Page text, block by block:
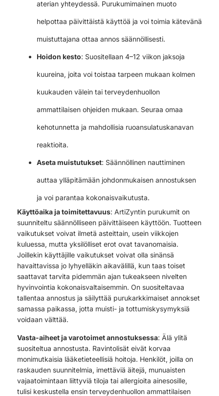
aterian yhteydessä. Purukumimainen muoto
helpottaa päivittäistä käyttöä ja voi toimia kätevänä
muistuttajana ottaa annos säännöllisesti.
Hoidon kesto: Suositellaan 4–12 viikon jaksoja
kuureina, joita voi toistaa tarpeen mukaan kolmen
kuukauden välein tai terveydenhuollon
ammattilaisen ohjeiden mukaan. Seuraa omaa
kehotunnetta ja mahdollisia ruoansulatuskanavan
reaktioita.
Aseta muistutukset: Säännöllinen nauttiminen
auttaa ylläpitämään johdonmukaisen annostuksen
ja voi parantaa kokonaisvaikutusta.
Käyttöaika ja toimitettavuus: ArtiZyntin purukumit on
suunniteltu säännölliseen päivittäiseen käyttöön. Tuotteen
vaikutukset voivat ilmetä asteittain, usein viikkojen
kuluessa, mutta yksilölliset erot ovat tavanomaisia.
Joillekin käyttäjille vaikutukset voivat olla sinänsä
havaittavissa jo lyhyelläkin aikavälillä, kun taas toiset
saattavat tarvita pidemmän ajan tukeakseen nivelten
hyvinvointia kokonaisvaltaisemmin. On suositeltavaa
tallentaa annostus ja säilyttää purukarkkimaiset annokset
samassa paikassa, jotta muisti- ja tottumiskysymyksiä
voidaan välttää.
Vasta-aiheet ja varotoimet annostuksessa: Älä ylitä
suositeltua annostusta. Ravintolisät eivät korvaa
monimutkaisia lääketieteellisiä hoitoja. Henkilöt, joilla on
raskauden suunnitelmia, imettäviä äitejä, munuaisten
vajaatoimintaan liittyviä tiloja tai allergioita ainesosille,
tulisi keskustella ensin terveydenhuollon ammattilaisen